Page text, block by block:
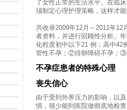
了女性正常的生活水平。在临
须制定心理护理策略，这样才
共收录2009年12月～2011年12
者资料，并进行回顾性分析。
化程度初中以下21 例；高中
管性不孕；②排卵障碍不孕；
不孕症患者的特殊心理
丧失信心
由于受到外界压力的影响，以
惧，很少能到医院做彻底地检